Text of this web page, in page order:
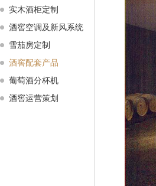
实木酒柜定制
酒窖空调及新风系统
雪茄房定制
酒窖配套产品
葡萄酒分杯机
酒窖运营策划